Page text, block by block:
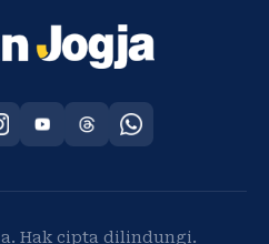
Hak cipta dilindungi.